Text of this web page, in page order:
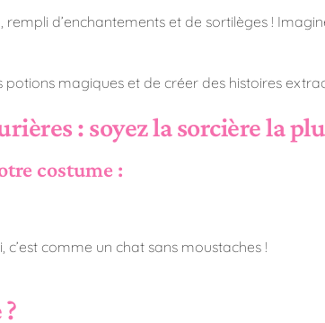
d’enchantements et de sortilèges !
magiques et de créer des histoires
: soyez la sorcière la
costume :
c’est comme un chat sans moustaches !